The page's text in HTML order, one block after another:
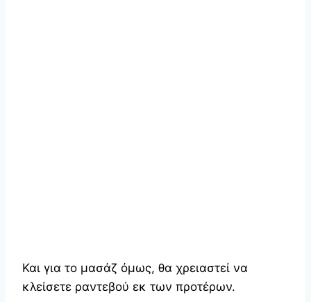
Και για το μασάζ όμως, θα χρειαστεί να
κλείσετε ραντεβού εκ των προτέρων.